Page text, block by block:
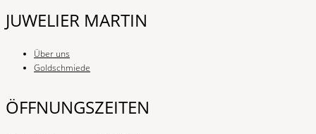
JUWELIER MARTIN
Über uns
Goldschmiede
ÖFFNUNGSZEITEN